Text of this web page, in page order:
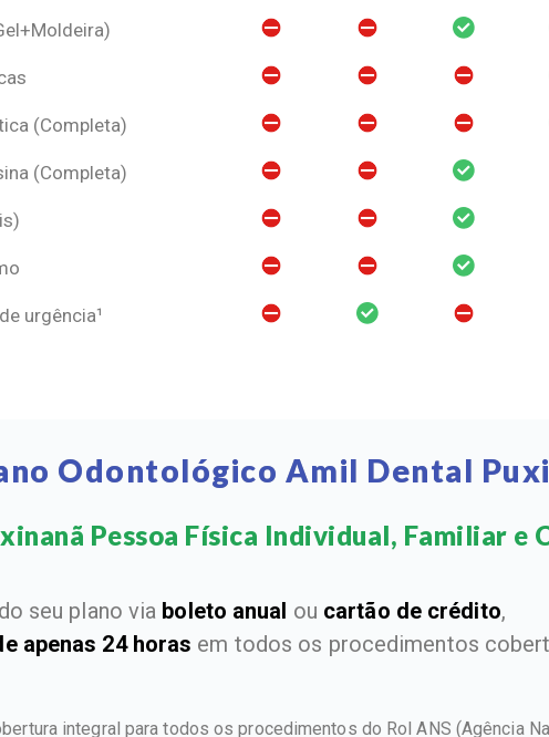
(Completa)
(Completa)
urgência¹
Odontológico Amil Dental
Pessoa Física Individual, Familiar e
seu plano via boleto anual ou cartão de crédito,
apenas 24 horas em todos os procedimentos
integral para todos os procedimentos do Rol ANS (Agência